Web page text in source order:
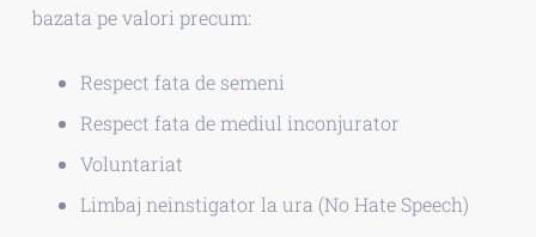
bazata pe valori precum:
Respect fata de semeni
Respect fata de mediul inconjurator
Voluntariat
Limbaj neinstigator la ura (No Hate Speech)